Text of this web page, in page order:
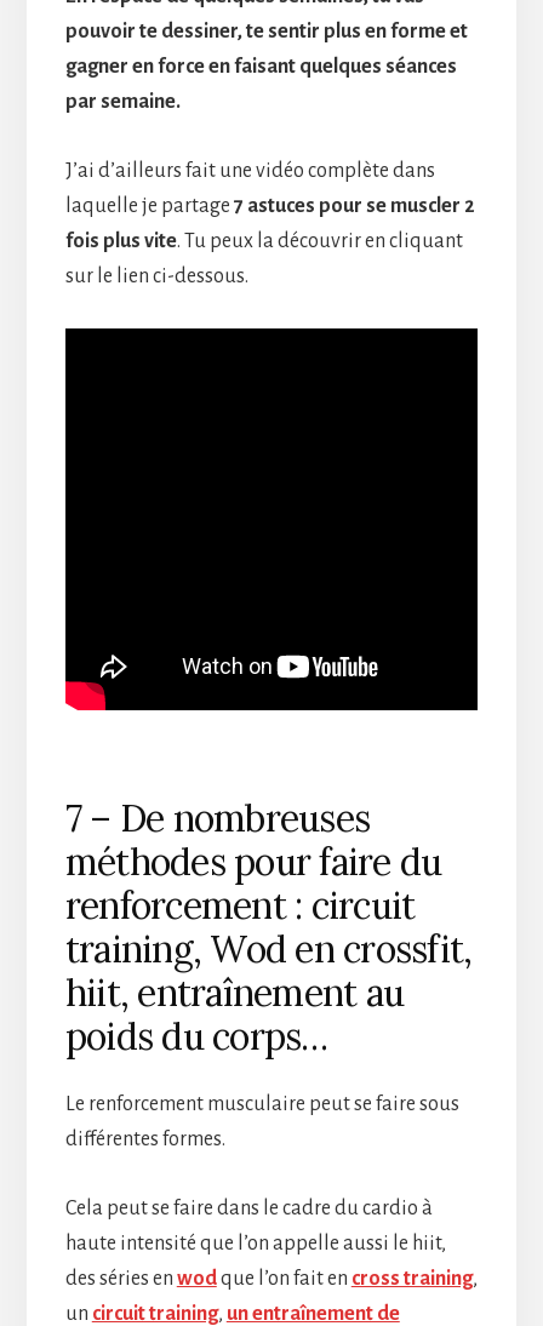
pouvoir te dessiner, te sentir plus en forme et
gagner en force en faisant quelques séances
par semaine.
J’ai d’ailleurs fait une vidéo complète dans
laquelle je partage 7 astuces pour se muscler 2
fois plus vite. Tu peux la découvrir en cliquant
sur le lien ci-dessous.
7 – De nombreuses
méthodes pour faire du
renforcement : circuit
training, Wod en crossfit,
hiit, entraînement au
poids du corps…
Le renforcement musculaire peut se faire sous
différentes formes.
Cela peut se faire dans le cadre du cardio à
haute intensité que l’on appelle aussi le hiit,
des séries en wodque l’on fait en cross training,
un circuit training, un entraînement de